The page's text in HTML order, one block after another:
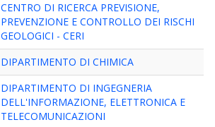
CENTRO DI RICERCA PREVISIONE,
PREVENZIONE E CONTROLLO DEI RISCHI
GEOLOGICI - CERI
DIPARTIMENTO DI CHIMICA
DIPARTIMENTO DI INGEGNERIA
DELL'INFORMAZIONE, ELETTRONICA E
TELECOMUNICAZIONI